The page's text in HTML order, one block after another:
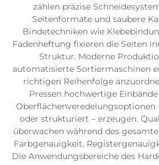
zählen präzise
Seitenformate und saubere
Bindetechniken wie
Fadenheftung fixieren die Seiten
Struktur. Moderne
automatisierte Sortiermaschinen
richtigen Reihenfolge
Pressen hochwertige
Oberflächenveredelungsoptionen
oder strukturiert – erzeugen.
überwachen während des
Farbgenauigkeit,
Die Anwendungsbereiche des